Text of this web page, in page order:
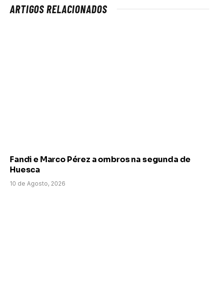
ARTIGOS RELACIONADOS
Fandi e Marco Pérez a ombros na segunda de
Huesca
10 de Agosto, 2026